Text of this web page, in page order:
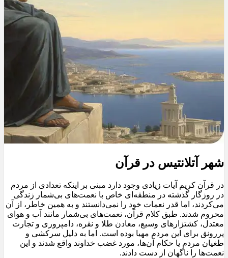
شهر آتلانتیس در قرآن
در قرآن کریم آیات زیادی وجود دارد مبنی بر اینکه تعدادی از مردم
در روزگار گذشته در منطقه‌ای خاص با نعمت‌های بی‌شمار زندگی
می‌کردند، اما قدر نعمات خود را نمی‌دانستند و به همین خاطر، از آن
محروم شدند. طبق کلام قرآن، نعمت‌های بی‌شمار مانند آب و هوای
معتدل، کشتزارهای وسیع، معادن طلا و نقره، دامپروری و تجارت
پررونق برای این مردم مهیا بوده است. اما به دلیل سرکشی و
طغیان مردم یا حکام آن‌ها، مورد غضب خداوند واقع شدند و این
نعمت‌ها را ناگهان از دست دادند.